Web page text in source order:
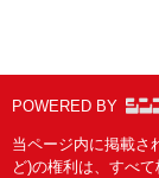
POWERED BY
当ページ内に掲載さ
ど)の権利は、すべ